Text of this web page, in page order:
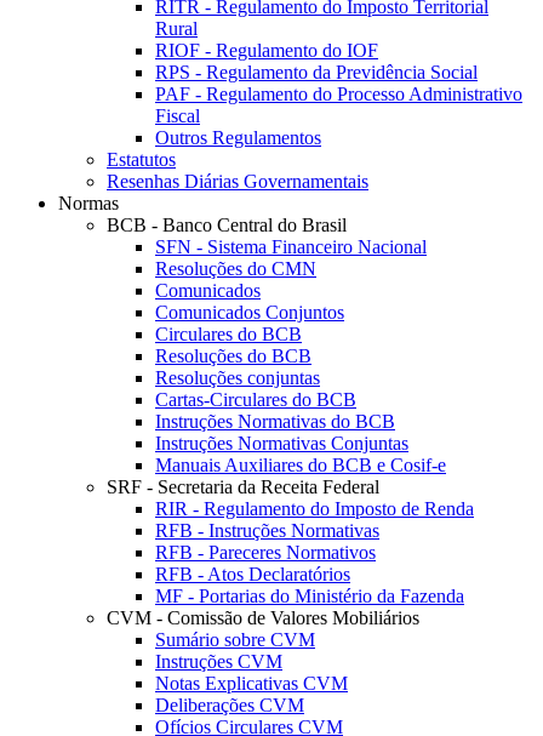
RITR - Regulamento do Imposto Territorial
Rural
RIOF - Regulamento do IOF
RPS - Regulamento da Previdência Social
PAF - Regulamento do Processo Administrativo
Fiscal
Outros Regulamentos
Estatutos
Resenhas Diárias Governamentais
Normas
BCB - Banco Central do Brasil
SFN - Sistema Financeiro Nacional
Resoluções do CMN
Comunicados
Comunicados Conjuntos
Circulares do BCB
Resoluções do BCB
Resoluções conjuntas
Cartas-Circulares do BCB
Instruções Normativas do BCB
Instruções Normativas Conjuntas
Manuais Auxiliares do BCB e Cosif-e
SRF - Secretaria da Receita Federal
RIR - Regulamento do Imposto de Renda
RFB - Instruções Normativas
RFB - Pareceres Normativos
RFB - Atos Declaratórios
MF - Portarias do Ministério da Fazenda
CVM - Comissão de Valores Mobiliários
Sumário sobre CVM
Instruções CVM
Notas Explicativas CVM
Deliberações CVM
Ofícios Circulares CVM